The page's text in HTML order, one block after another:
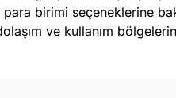
birimi seçeneklerine
ve kullanım